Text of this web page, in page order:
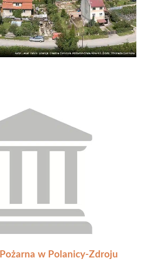
w Polanicy-Zdroju